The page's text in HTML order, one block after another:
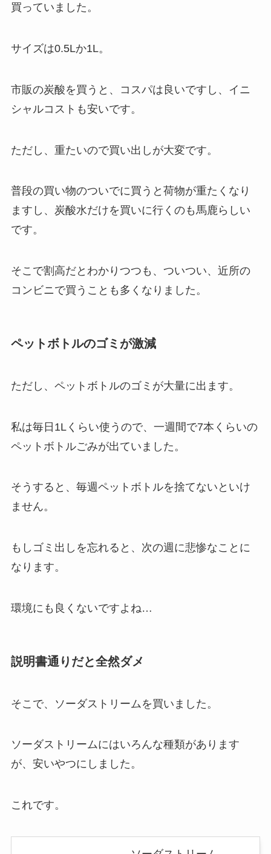
買っていました。
サイズは0.5Lか1L。
市販の炭酸を買うと、コスパは良いですし、イニ
シャルコストも安いです。
ただし、重たいので買い出しが大変です。
普段の買い物のついでに買うと荷物が重たくなり
ますし、炭酸水だけを買いに行くのも馬鹿らしい
です。
そこで割高だとわかりつつも、ついつい、近所の
コンビニで買うことも多くなりました。
ペットボトルのゴミが激減
ただし、ペットボトルのゴミが大量に出ます。
私は毎日1Lくらい使うので、一週間で7本くらいの
ペットボトルごみが出ていました。
そうすると、毎週ペットボトルを捨てないといけ
ません。
もしゴミ出しを忘れると、次の週に悲惨なことに
なります。
環境にも良くないですよね…
説明書通りだと全然ダメ
そこで、ソーダストリームを買いました。
ソーダストリームにはいろんな種類があります
が、安いやつにしました。
これです。